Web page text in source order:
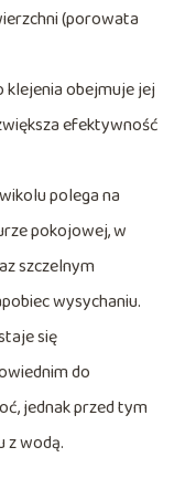
(porowata
obejmuje jej
efektywność
polega na
pokojowej, w
szczelnym
wysychaniu.
się
do
jednak przed tym
z wodą.